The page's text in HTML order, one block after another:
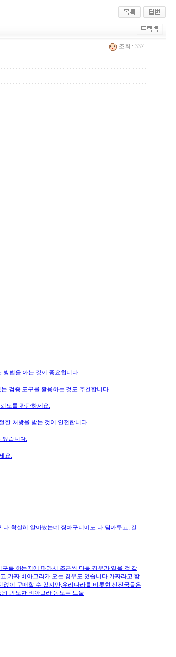
조회 : 337
방법을 아는 것이 중요합니다.
검증 도구를 활용하는 것도 추천합니다.
도를 판단하세요.
한 처방을 받는 것이 안전합니다.
있습니다.
요.
확실히 알아봤는데 장바구니에도 다 담아두고, 결
를 하는지에 따라서 조금씩 다를 경우가 있을 것 같
,가짜 비아그라가 오는 경우도 있습니다.가짜라고 함
이 구매할 수 있지만,우리나라를 비롯한 선진국들은
과도한 비아그라 농도는 드물